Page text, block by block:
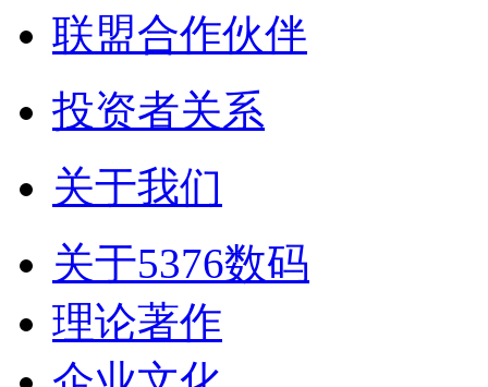
联盟合作伙伴
投资者关系
关于我们
关于5376数码
理论著作